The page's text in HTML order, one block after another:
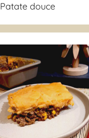
Patate douce